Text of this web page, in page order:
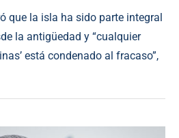
que la isla ha sido parte integral
la antigüedad y “cualquier
está condenado al fracaso”,